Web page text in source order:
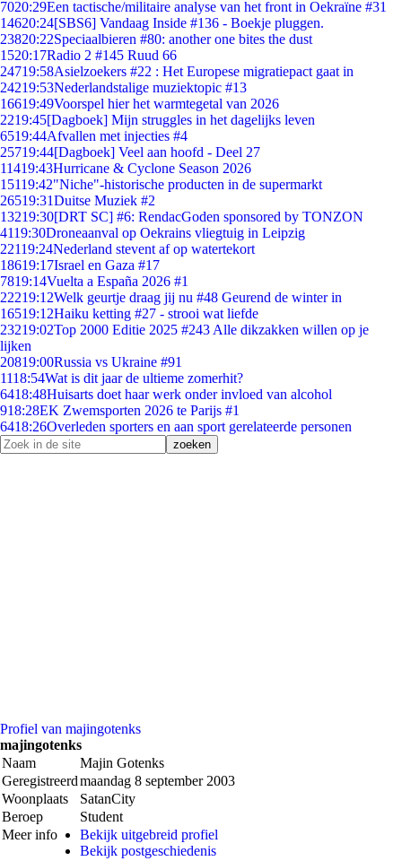
7020:29Een tactische/militaire analyse van het front in Oekraïne #31
14620:24[SBS6] Vandaag Inside #136 - Boekje pluggen.
23820:22Speciaalbieren #80: another one bites the dust
1520:17Radio 2 #145 Ruud 66
24719:58Asielzoekers #22 : Het Europese migratiepact gaat in
24219:53Nederlandstalige muziektopic #13
16619:49Voorspel hier het warmtegetal van 2026
2219:45[Dagboek] Mijn struggles in het dagelijks leven
6519:44Afvallen met injecties #4
25719:44[Dagboek] Veel aan hoofd - Deel 27
11419:43Hurricane & Cyclone Season 2026
15119:42"Niche"-historische producten in de supermarkt
26519:31Duitse Muziek #2
13219:30[DRT SC] #6: RendacGoden sponsored by TONZON
4119:30Droneaanval op Oekrains vliegtuig in Leipzig
22119:24Nederland stevent af op watertekort
18619:17Israel en Gaza #17
7819:14Vuelta a España 2026 #1
22219:12Welk geurtje draag jij nu #48 Geurend de winter in
16519:12Haiku ketting #27 - strooi wat liefde
23219:02Top 2000 Editie 2025 #243 Alle dikzakken willen op je
lijken
20819:00Russia vs Ukraine #91
1118:54Wat is dit jaar de ultieme zomerhit?
6418:48Huisarts doet haar werk onder invloed van alcohol
918:28EK Zwemsporten 2026 te Parijs #1
6418:26Overleden sporters en aan sport gerelateerde personen
Profiel van majingotenks
majingotenks
Naam
Majin Gotenks
Geregistreerdmaandag 8 september 2003
Woonplaats
SatanCity
Beroep
Student
Meer info
Bekijk uitgebreid profiel
Bekijk postgeschiedenis